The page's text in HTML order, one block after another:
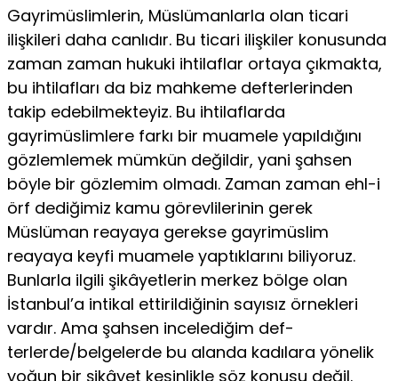
Gayrimüslimlerin, Müslümanlarla olan ticari
ilişkileri daha canlıdır. Bu ticari ilişkiler konusunda
zaman zaman hukuki ih­tilaflar ortaya çıkmakta,
bu ihtilafları da biz mahkeme defter­lerinden
takip edebilmekteyiz. Bu ihtilaflarda
gayrimüslimlere farkı bir muamele yapıldığını
gözlemlemek mümkün değildir, yani şahsen
böyle bir gözlemim olmadı. Zaman zaman ehl-i
örf dediğimiz kamu görevlilerinin gerek
Müslüman reayaya gerekse gayrimüslim
reayaya keyfi muamele yaptıklarını biliyoruz.
Bun­larla ilgili şikâyetlerin merkez bölge olan
İstanbul’a intikal etti­rildiğinin sayısız örnekleri
vardır. Ama şahsen incelediğim def-
terlerde/belgelerde bu alanda kadılara yönelik
yoğun bir şikâyet kesinlikle söz konusu değil.